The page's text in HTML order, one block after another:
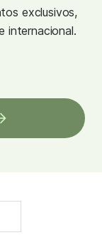
exclusivos,
internacional.